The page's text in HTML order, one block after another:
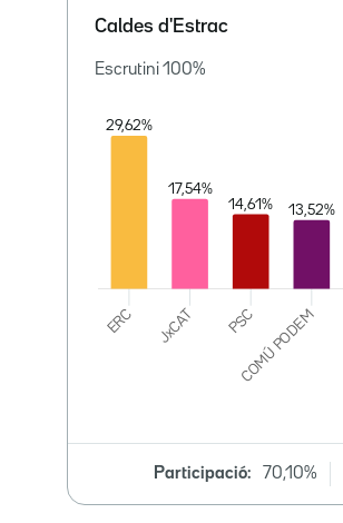
Caldes d'Estrac
Escrutini 100%
Participació: 70,10%